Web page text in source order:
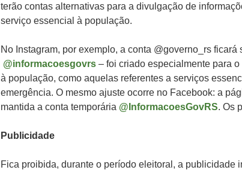
terão contas alternativas para a divulgação de
serviço essencial à população.
No Instagram, por exemplo, a conta @governo_rs
@informacoesgovrs – foi criado especialmente para
à população, como aquelas referentes a serviços
emergência. O mesmo ajuste ocorre no Facebook: a
mantida a conta temporária @InformacoesGovRS. Os
Publicidade
Fica proibida, durante o período eleitoral, a publicidade